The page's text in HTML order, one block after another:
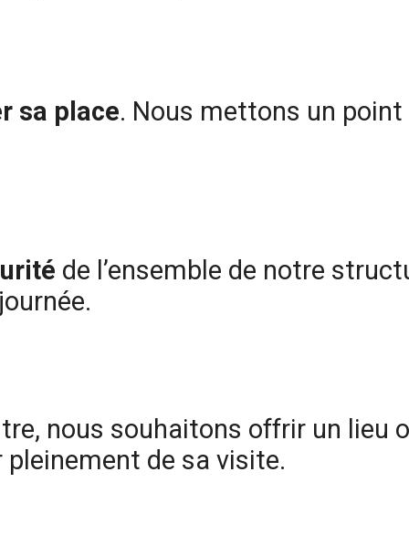
sa place. Nous mettons un point
de l’ensemble de notre
nous souhaitons offrir un lieu
de sa visite.